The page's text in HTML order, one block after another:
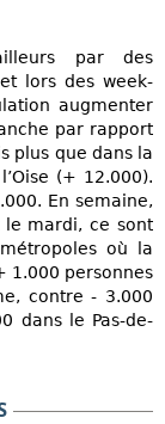
par des
lors des week-
augmenter
par rapport
plus que dans la
(+ 12.000).
En semaine,
mardi, ce sont
où la
1.000 personnes
contre - 3.000
dans le Pas-de-